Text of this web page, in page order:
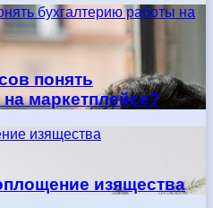
бухгалтерию работы на
понять
маркетплейсе?
изящества
изящества